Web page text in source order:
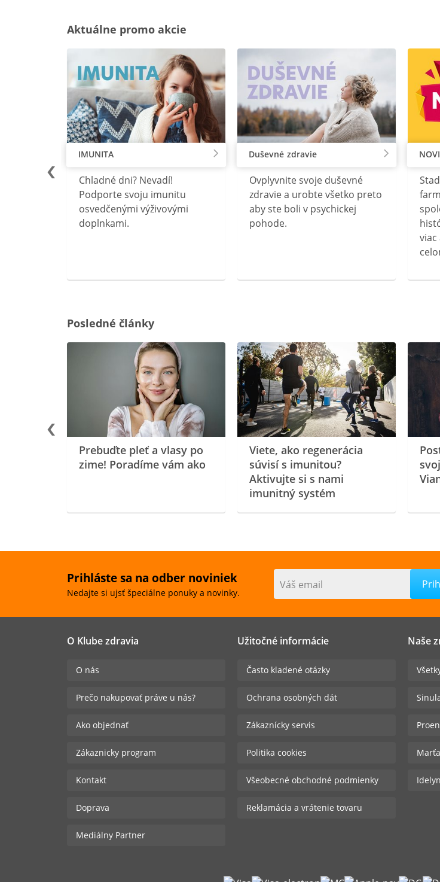
Aktuálne promo akcie
IMUNITA
Chladné dni? Nevadí!
Podporte svoju imunitu
osvedčenými výživovými
doplnkami.
Duševné zdravie
Ovplyvnite svoje duševné
zdravie a urobte všetko preto
aby ste boli v psychickej
pohode.
viac
Posledné články
Prebuďte pleť a vlasy po
zime! Poradíme vám ako
Viete, ako regenerácia
súvisí s imunitou?
Aktivujte si s nami
imunitný systém
Prihláste sa na odber noviniek
Nedajte si ujsť špeciálne ponuky a novinky.
Váš email
O Klube zdravia
O nás
Prečo nakupovať práve u nás?
Ako objednať
Zákaznicky program
Kontakt
Doprava
Mediálny Partner
Užitočné informácie
Často kladené otázky
Ochrana osobných dát
Zákaznícky servis
Politika cookies
Všeobecné obchodné podmienky
Reklamácia a vrátenie tovaru
Naše
Idelyn